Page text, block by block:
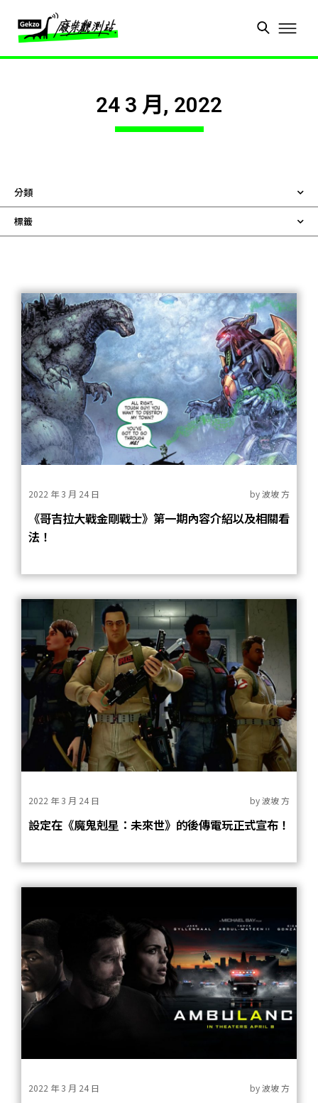
24 3 月, 2022
分類
標籤
2022 年 3 月 24 日 by波坡 方
《哥吉拉大戰金剛戰士》第一期內容介紹以及相關看
法！
2022 年 3 月 24 日 by波坡 方
設定在《魔鬼剋星：未來世》的後傳電玩正式宣布！
2022 年 3 月 24 日 by波坡 方